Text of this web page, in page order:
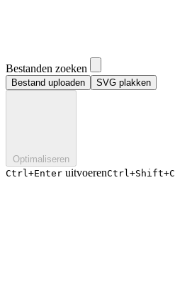
Bestanden zoeken
Bestand uploaden SVG plakken
Optimaliseren
Ctrl+Enter uitvoerenCtrl+Shift+C